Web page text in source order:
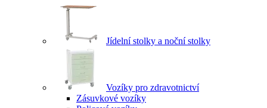
Jídelní stolky a noční stolky
Vozíky pro zdravotnictví
Zásuvkové vozíky